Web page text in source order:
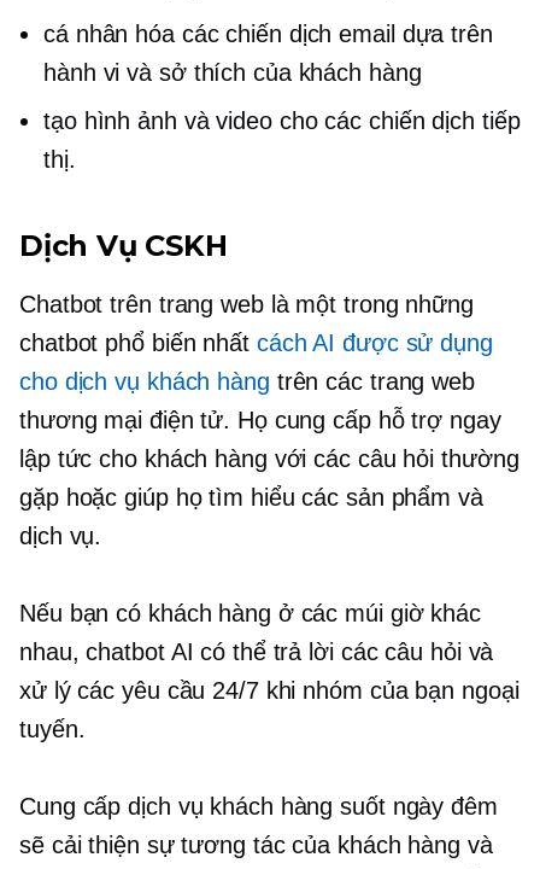
cá nhân hóa các chiến dịch email dựa trên
hành vi và sở thích của khách hàng
tạo hình ảnh và video cho các chiến dịch tiếp
thị.
Dịch Vụ CSKH
Chatbot trên trang web là một trong những
chatbot phổ biến nhất cách AI được sử dụng
cho dịch vụ khách hàng trên các trang web
thương mại điện tử. Họ cung cấp hỗ trợ ngay
lập tức cho khách hàng với các câu hỏi thường
gặp hoặc giúp họ tìm hiểu các sản phẩm và
dịch vụ.
Nếu bạn có khách hàng ở các múi giờ khác
nhau, chatbot AI có thể trả lời các câu hỏi và
xử lý các yêu cầu 24/7 khi nhóm của bạn ngoại
tuyến.
Cung cấp dịch vụ khách hàng suốt ngày đêm
sẽ cải thiện sự tương tác của khách hàng và